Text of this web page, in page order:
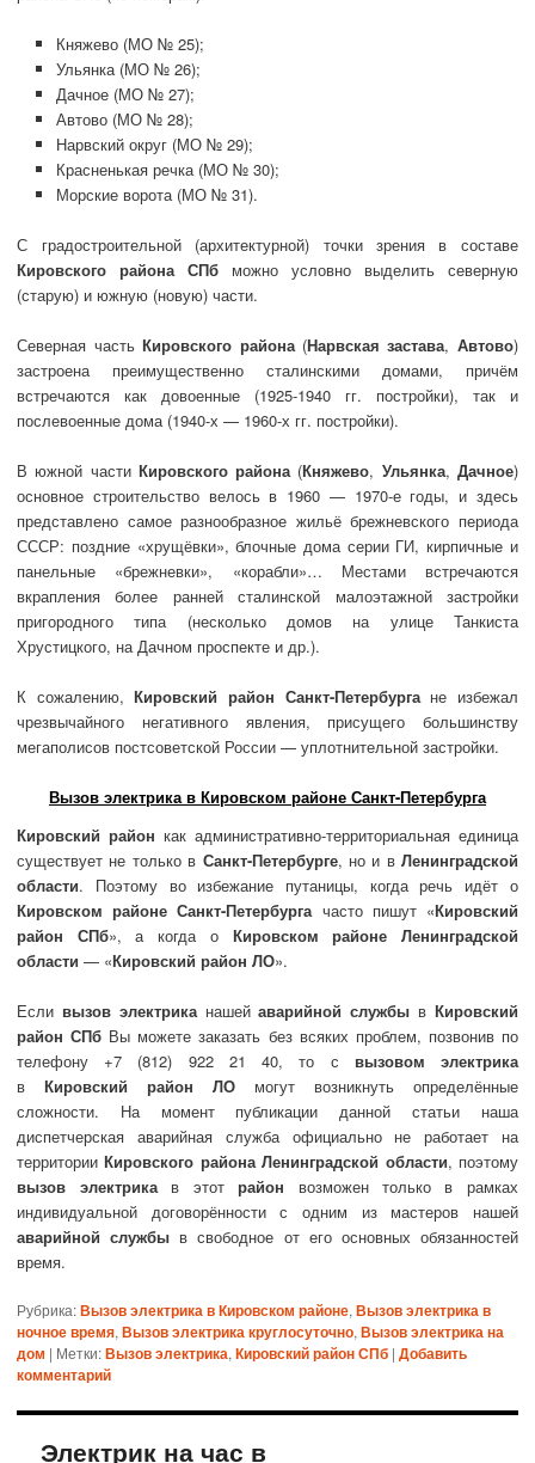
Княжево (МО № 25);
Ульянка (МО № 26);
Дачное (МО № 27);
Автово (МО № 28);
Нарвский округ (МО № 29);
Красненькая речка (МО № 30);
Морские ворота (МО № 31).
С градостроительной (архитектурной) точки зрения в составе
Кировского района СПб можно условно выделить северную
(старую) и южную (новую) части.
Северная частьКировского района(Нарвская застава, Автово)
застроена преимущественно сталинскими домами, причём
встречаются как довоенные (1925-1940 гг. постройки), так и
послевоенные дома (1940-х — 1960-х гг. постройки).
В южной части Кировского района(Княжево, Ульянка, Дачное)
основное строительство велось в 1960 — 1970-е годы, и здесь
представлено самое разнообразное жильё брежневского периода
СССР: поздние «хрущёвки», блочные дома серии ГИ, кирпичные и
панельные «брежневки», «корабли»… Местами встречаются
вкрапления более ранней сталинской малоэтажной застройки
пригородного типа (несколько домов на улице Танкиста
Хрустицкого, на Дачном проспекте и др.).
К сожалению,Кировский район Санкт-Петербургане избежал
чрезвычайного негативного явления, присущего большинству
мегаполисов постсоветской России — уплотнительной застройки.
Вызов электрика в Кировском районе Санкт-Петербурга
Кировский район как административно-территориальная единица
существует не только в Санкт-Петербурге, но и в Ленинградской
области. Поэтому во избежание путаницы, когда речь идёт о
Кировском районе Санкт-Петербурга часто пишут «Кировский
район СПб», а когда о Кировском районе Ленинградской
области — «Кировский район ЛО».
Если вызов электрика нашейаварийной службы в Кировский
район СПб Вы можете заказать без всяких проблем, позвонив по
телефону +7 (812) 922 21 40, то с вызовом электрика
вКировский район ЛО могут возникнуть определённые
сложности. На момент публикации данной статьи наша
диспетчерская аварийная служба официально не работает на
территорииКировского района Ленинградской области, поэтому
вызов электрика в этотрайон возможен только в рамках
индивидуальной договорённости с одним из мастеров нашей
аварийной службы в свободное от его основных обязанностей
время.
Рубрика:Вызов электрика в Кировском районе,Вызов электрика в
ночное время,Вызов электрика круглосуточно,Вызов электрика на
дом | Метки:Вызов электрика,Кировский район СПб |Добавить
комментарий
Электрик на час в